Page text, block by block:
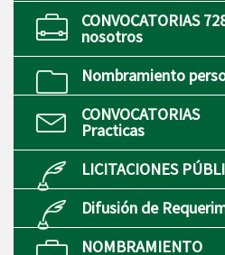
CONVOCATORIAS
nosotros
Nombramiento
CONVOCATORIAS
Practicas
LICITACIONES
Difusión de
NOMBRAMIENTO